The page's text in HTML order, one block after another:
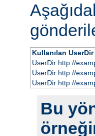
Kullanılan
UserDir http://
UserDir http://
UserDir http://
Bu